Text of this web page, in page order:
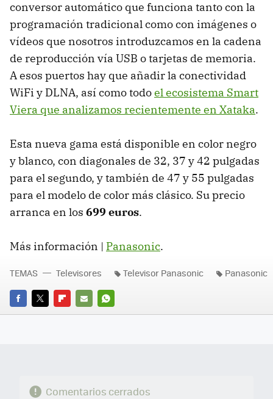
conversor automático que funciona tanto con la
programación tradicional como con imágenes o
vídeos que nosotros introduzcamos en la cadena
de reproducción vía USB o tarjetas de memoria.
A esos puertos hay que añadir la conectividad
WiFi y DLNA, así como todoel ecosistema Smart
Viera que analizamos recientemente en Xataka.
Esta nueva gama está disponible en color negro
y blanco, con diagonales de 32, 37 y 42 pulgadas
para el segundo, y también de 47 y 55 pulgadas
para el modelo de color más clásico. Su precio
arranca en los 699 euros.
Más información | Panasonic.
FACEBOOK
TWITTERFLIPBOARD
E-
WHATSAPP
TEMAS Televisores Televisor Panasonic Panasonic
Comentarios cerrados